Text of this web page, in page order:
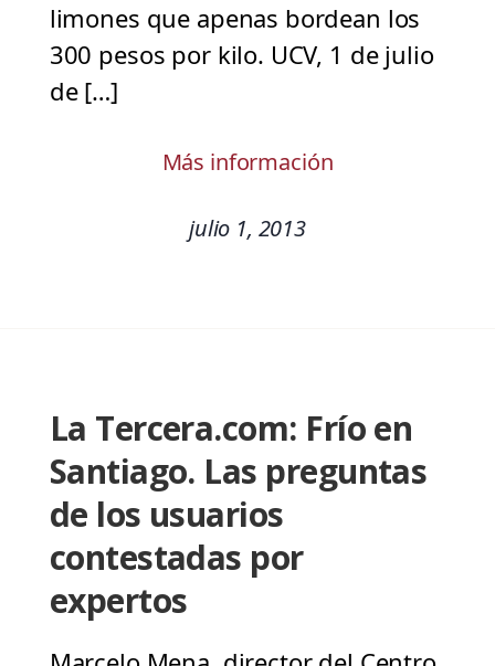
limones que apenas bordean los
300 pesos por kilo. UCV, 1 de julio
de […]
Más información
julio 1, 2013
La Tercera.com: Frío en
Santiago. Las preguntas
de los usuarios
contestadas por
expertos